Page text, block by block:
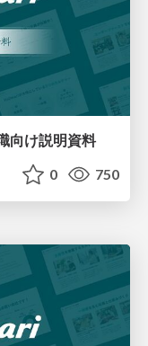
向け説明資料
0 750